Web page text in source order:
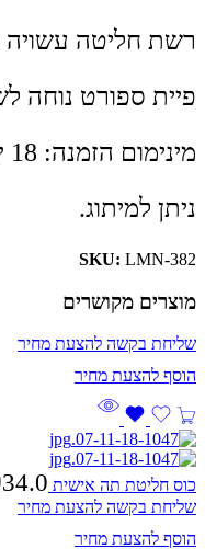
רשת חליטה עשויה
פיית ספורט נוחה
מינימום הזמנה: 18 יחידות
ניתן למיתוג.
SKU: LMN-382
מוצרים מקושרים
שליחת בקשה להצעת מחיר
כוס חליטת תה אישית 34.0
שליחת בקשה להצעת מחיר